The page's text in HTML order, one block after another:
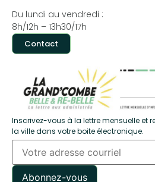
Du lundi au vendredi :
8h/12h – 13h30/17h
Contact
Inscrivez-vous à la lettre mensuelle et
la ville dans votre boite électronique.